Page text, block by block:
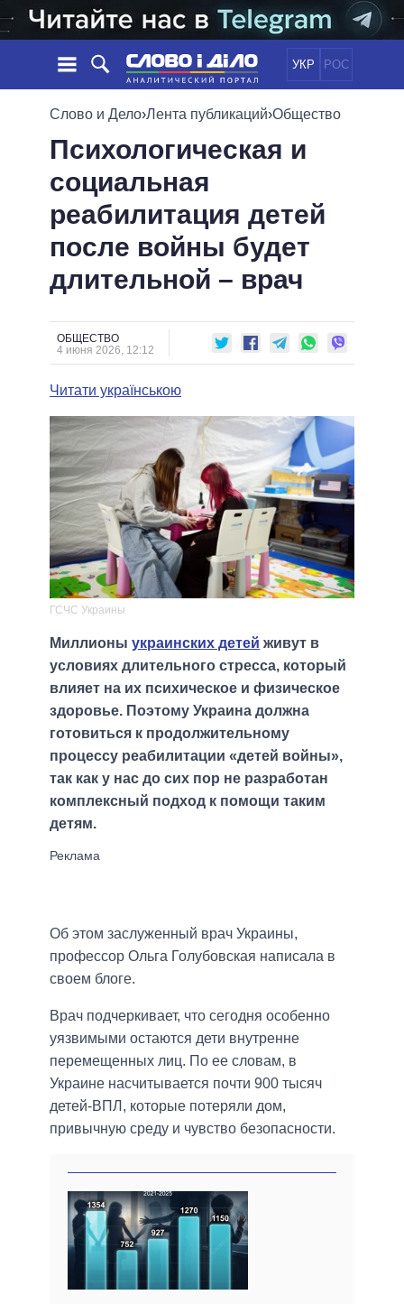
УКР РОС
НОВОСТИ
ЛЕНТА
СОБЫТИЯ
СТАТЬИ
ОБЗОРЫ
ДАЙДЖЕСТЫ
ПОЛИТИКА
ОБЩЕСТВО
МИР
ОБЕЩАНИЯ
ПОЛИТИКИ
ВСЕ ПОЛИТИКИ
ПРЕЗИДЕНТ И ОФИС
ВЕРХОВНАЯ РАДА
ГЛАВЫ ОБЛАДМИНИСТРАЦИЙ
МЭРЫ
ВСЕ ПЕРСОНЫ
ИНФОГРАФИКА
ВИДЕО
СРАВНЕНИЕ ПОЛИТИКОВ
Слово и Дело›Лента публикаций›Общество
Психологическая и
социальная
реабилитация детей
после войны будет
длительной – врач
ОБЩЕСТВО
4 июня 2026, 12:12
Читати українською
ГСЧС Украины
Миллионы украинских детей живут в
условиях длительного стресса, который
влияет на их психическое и физическое
здоровье. Поэтому Украина должна
готовиться к продолжительному
процессу реабилитации «детей войны»,
так как у нас до сих пор не разработан
комплексный подход к помощи таким
детям.
Об этом заслуженный врач Украины,
профессор Ольга Голубовская написала в
своем блоге.
Врач подчеркивает, что сегодня особенно
уязвимыми остаются дети внутренне
перемещенных лиц. По ее словам, в
Украине насчитывается почти 900 тысяч
детей-ВПЛ, которые потеряли дом,
привычную среду и чувство безопасности.